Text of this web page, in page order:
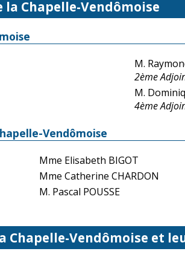
la Chapelle-Vendômoise
M.
2ème
M.
4ème
Vendômoise
Mme Elisabeth BIGOT
Mme Catherine CHARDON
M. Pascal POUSSE
Chapelle-Vendômoise et